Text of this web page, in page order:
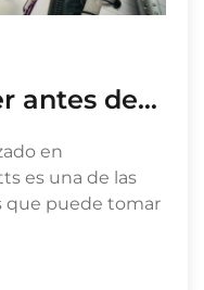
antes de…
en
es una de las
que puede tomar